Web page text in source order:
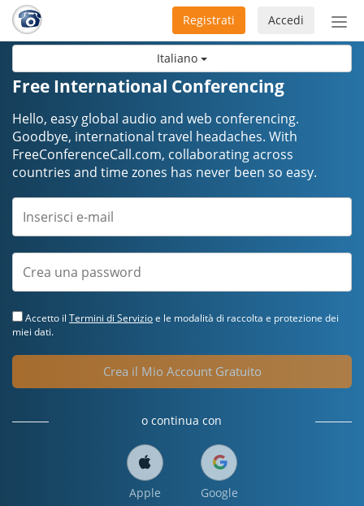
Italiano
Accedi
Registrati
Free International Conferencing
Hello, easy global audio and web conferencing.
Goodbye, international travel headaches. ​​​​​​​With
FreeConferenceCall.com, collaborating across
countries and time zones has never been so easy.
Accetto il Termini di Servizioe le modalità di raccolta e protezione dei
miei dati.
Crea il Mio Account Gratuito
o continua con
Apple Google